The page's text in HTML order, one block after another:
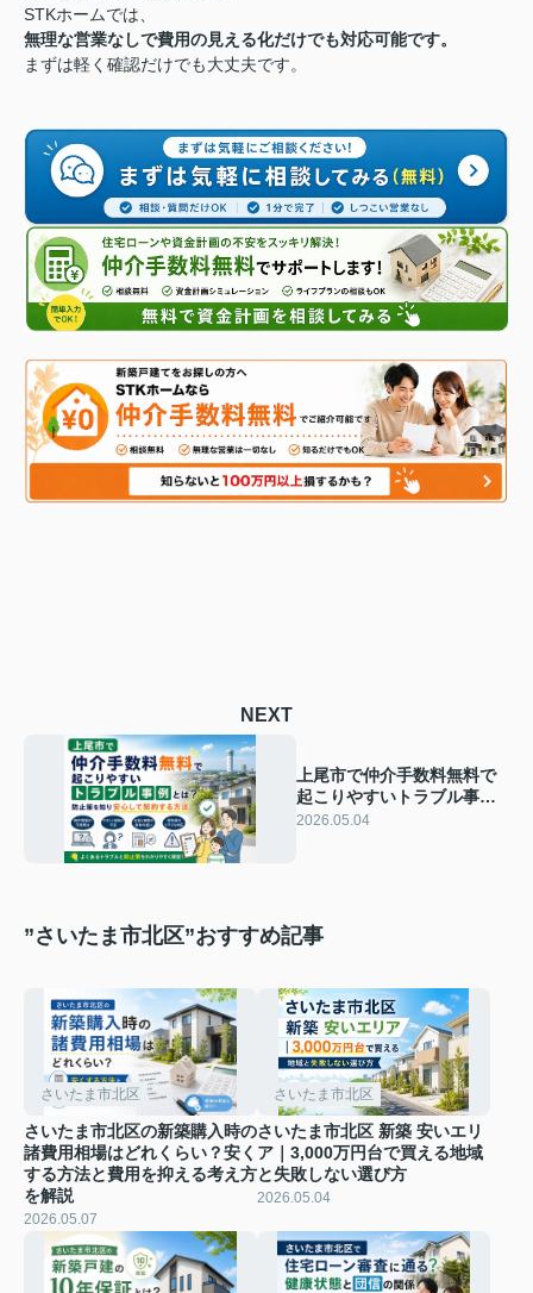
STKホームでは、
無理な営業なしで費用の見える化だけでも対応可能です。
まずは軽く確認だけでも大丈夫です。
NEXT
上尾市で仲介手数料無料で
起こりやすいトラブル事例
とは？防止策を知り安心し
2026.05.04
”さいたま市北区”おすすめ記事
さいたま市北区
さいたま市北区の新築購入時の
諸費用相場はどれくらい？安く
する方法と費用を抑える考え方
を解説
2026.05.07
さいたま市北区
さいたま市北区 新築 安いエリ
ア｜3,000万円台で買える地域
と失敗しない選び方
2026.05.04